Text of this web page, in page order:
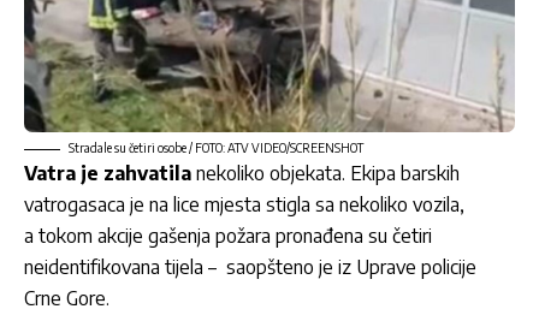
Stradale su četiri osobe / FOTO: ATV VIDEO/SCREENSHOT
Vatra je zahvatila nekoliko objekata. Ekipa barskih
vatrogasaca je na lice mjesta stigla sa nekoliko vozila,
a tokom akcije gašenja požara pronađena su četiri
neidentifikovana tijela – saopšteno je iz Uprave policije
Crne Gore.